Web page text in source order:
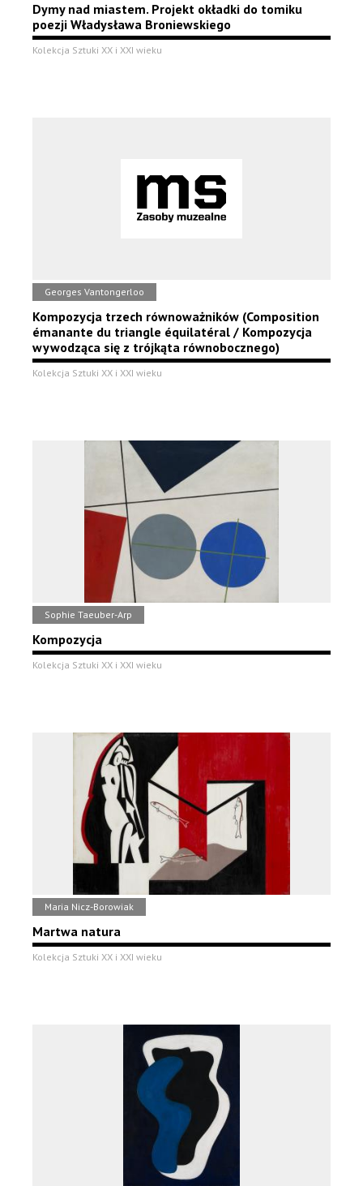
Dymy nad miastem. Projekt okładki do tomiku
poezji Władysława Broniewskiego
Kolekcja Sztuki XX i XXI wieku
Georges Vantongerloo
Kompozycja trzech równoważników (Composition
émanante du triangle équilatéral / Kompozycja
wywodząca się z trójkąta równobocznego)
Kolekcja Sztuki XX i XXI wieku
Sophie Taeuber-Arp
Kompozycja
Kolekcja Sztuki XX i XXI wieku
Maria Nicz-Borowiak
Martwa natura
Kolekcja Sztuki XX i XXI wieku